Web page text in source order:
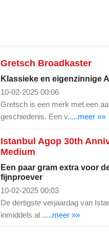
Gretsch Broadkaster
Klassieke en eigenzinnige
10-02-2025 00:06
Gretsch is een merk met een
geschiedenis. Een v.....meer »»
Istanbul Agop 30th
Medium
Een paar gram extra voor
fijnproever
10-02-2025 00:03
De dertigste verjaardag van
inmiddels al .....meer »»